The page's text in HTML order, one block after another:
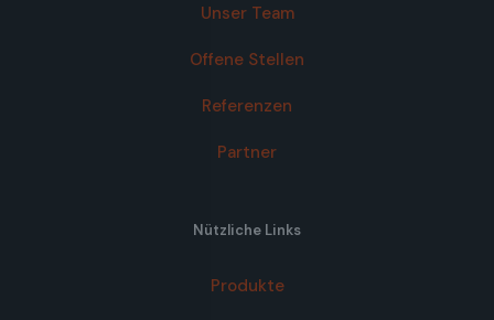
Unser Team
Offene Stellen
Referenzen
Partner
Nützliche Links
Produkte